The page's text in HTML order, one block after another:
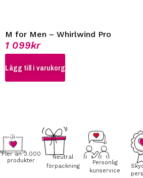
M for Men – Whirlwind Pro
1 099kr
Lägg till i varukorg
Fler än 3.000
produkter
Neutral
förpackning
Personlig
kunservice